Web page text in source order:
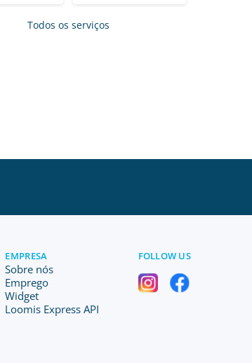
Todos os serviços
EMPRESA
Sobre nós
Emprego
Widget
Loomis Express API
FOLLOW US